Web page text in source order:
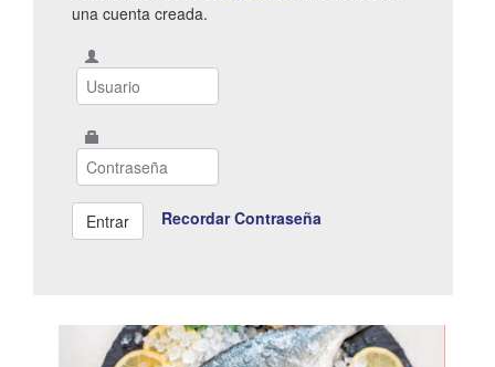
una cuenta creada.
Recordar Contraseña